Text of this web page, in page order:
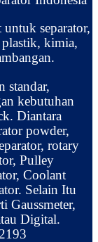
separator,
kimia,
standar,
kebutuhan
Diantara
powder,
rotary
Pulley
Coolant
Selain Itu
Gaussmeter,
Digital.